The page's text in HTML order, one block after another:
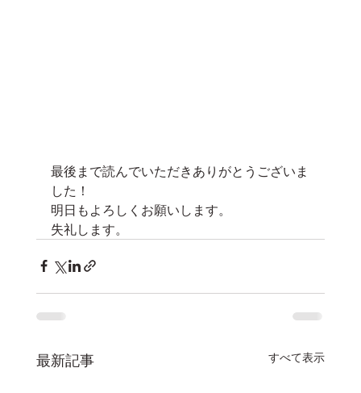
最後まで読んでいただきありがとうございま
した！
明日もよろしくお願いします。
失礼します。
最新記事 すべて表示